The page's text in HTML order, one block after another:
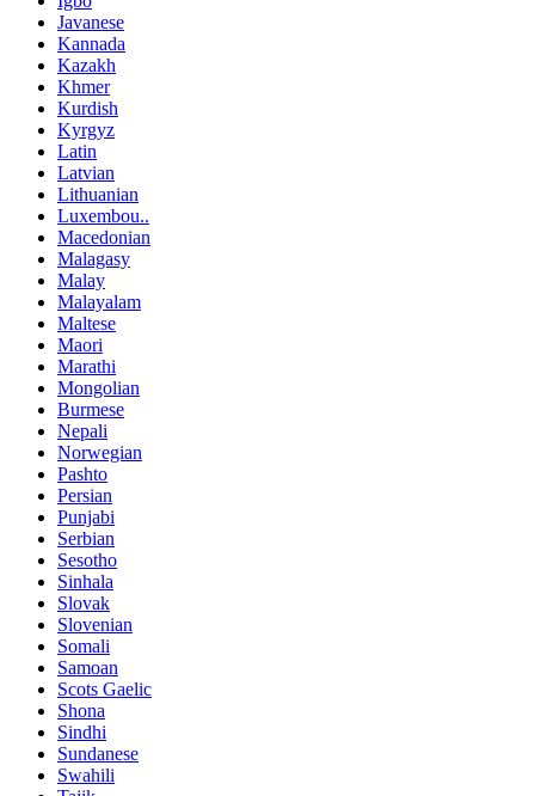
Javanese
Kannada
Kazakh
Khmer
Kurdish
Kyrgyz
Latin
Latvian
Lithuanian
Luxembou..
Macedonian
Malagasy
Malay
Malayalam
Maltese
Maori
Marathi
Mongolian
Burmese
Nepali
Norwegian
Pashto
Persian
Punjabi
Serbian
Sesotho
Sinhala
Slovak
Slovenian
Somali
Samoan
Scots Gaelic
Shona
Sindhi
Sundanese
Swahili